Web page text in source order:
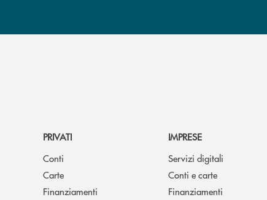
PRIVATI
Conti
Carte
Finanziamenti
IMPRESE
Servizi digitali
Conti e carte
Finanziamenti